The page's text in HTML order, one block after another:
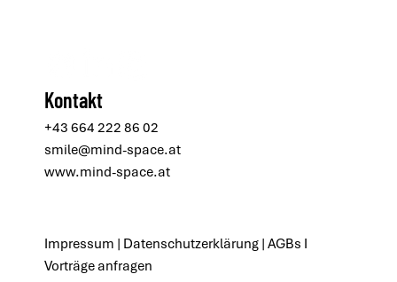
Kontakt
+43 664 222 86 02
smile@mind-space.at
www.mind-space.at
Impressum | Datenschutzerklärung | AGBs I
Vorträge anfragen